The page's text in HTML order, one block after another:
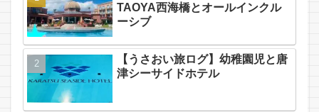
TAOYA西海橋とオールインクル
ーシブ
【うさおい旅ログ】幼稚園児と唐
津シーサイドホテル